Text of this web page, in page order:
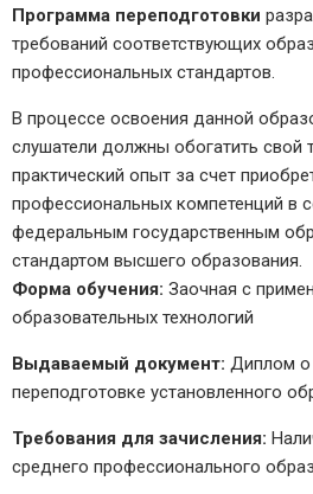
Программа переподготовки
требований соответствующих
профессиональных стандартов.
В процессе освоения данной
слушатели должны обогатить свой
практический опыт за счет
профессиональных компетенций в
федеральным государственным
стандартом высшего образования.
Форма обучения: Заочная с
образовательных технологий
Выдаваемый документ: Диплом о
переподготовке установленного
Требования для зачисления:
среднего профессионального